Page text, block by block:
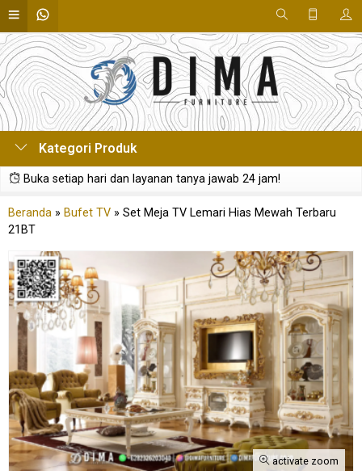
Kategori Produk
Buka setiap hari dan layanan tanya jawab 24 jam!
Beranda » Bufet TV » Set Meja TV Lemari Hias Mewah Terbaru
21BT
activate zoom